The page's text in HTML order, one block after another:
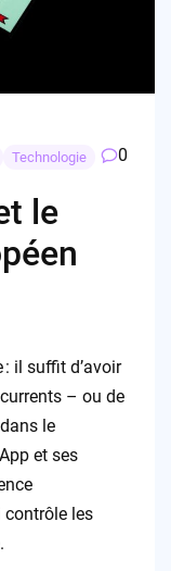
Technologie 0
le
: il suffit d’avoir
– ou de
le
et ses
contrôle les